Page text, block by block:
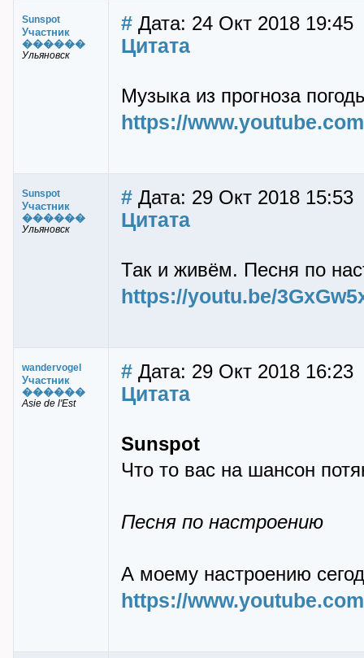
Sunspot
Участник
������
Ульяновск
# Дата: 24 Окт 2018 19:45
Цитата
Музыка из прогноза
https://
Sunspot
Участник
������
Ульяновск
# Дата: 29 Окт 2018 15:53
Цитата
Так и живём. Песня по
https://youtu.be/
wandervogel
Участник
������
Asie de l'Est
# Дата: 29 Окт 2018 16:23
Цитата
Sunspot
Что то вас на шансон
Песня по настроению
А моему настpоению
https://